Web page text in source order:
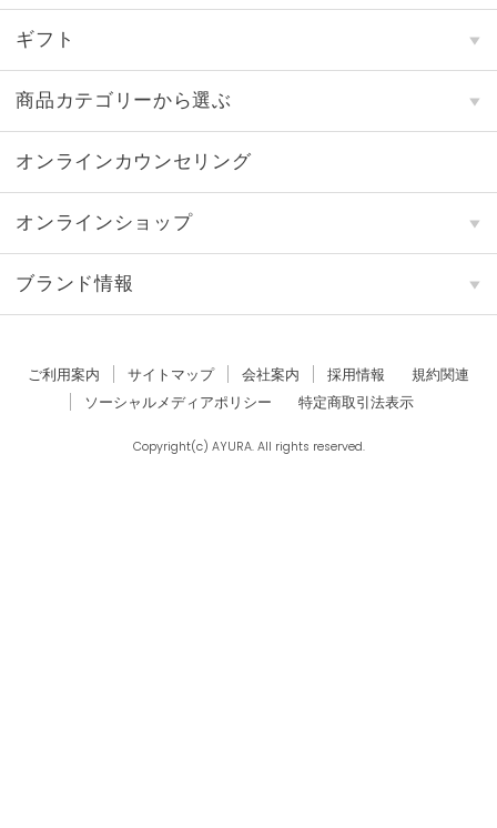
ギフト
商品カテゴリーから選ぶ
オンラインカウンセリング
オンラインショップ
ブランド情報
ご利用案内 サイトマップ 会社案内 採用情報
規約関連
ソーシャルメディアポリシー
特定商取引法表示
Copyright(c) AYURA. All rights reserved.